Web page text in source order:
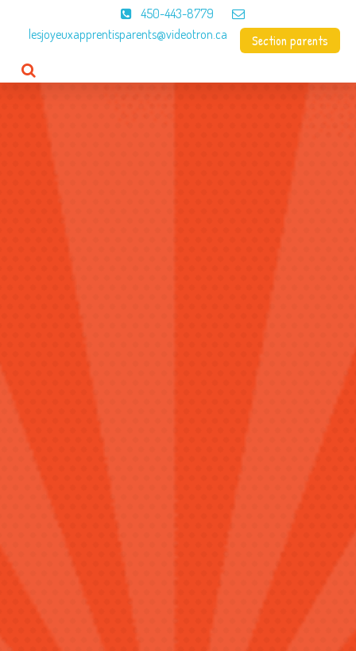
450-443-8779
lesjoyeuxapprentisparents@videotron.ca
Section parents